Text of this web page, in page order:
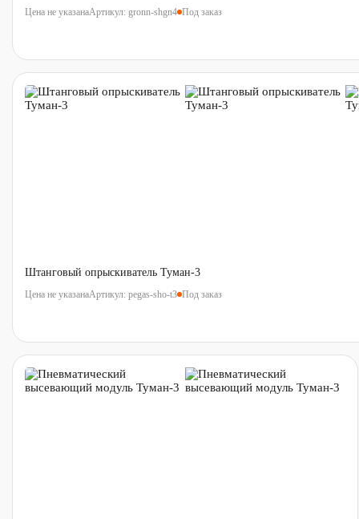
Цена не указанаАртикул: gronn-shgn4 Под заказ
Штанговый опрыскиватель Туман-3
Цена не указанаАртикул: pegas-sho-t3 Под заказ